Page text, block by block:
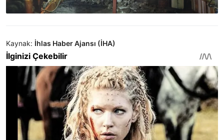
Kaynak: İhlas Haber Ajansı (İHA)